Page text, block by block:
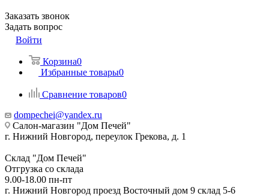
Заказать звонок
Задать вопрос
Войти
Корзина0
Избранные товары0
Сравнение товаров0
dompechei@yandex.ru
Салон-магазин "Дом Печей"
г. Нижний Новгород, переулок Грекова, д. 1
Склад "Дом Печей"
Отгрузка со склада
9.00-18.00 пн-пт
г. Нижний Новгород проезд Восточный дом 9 склад 5-6